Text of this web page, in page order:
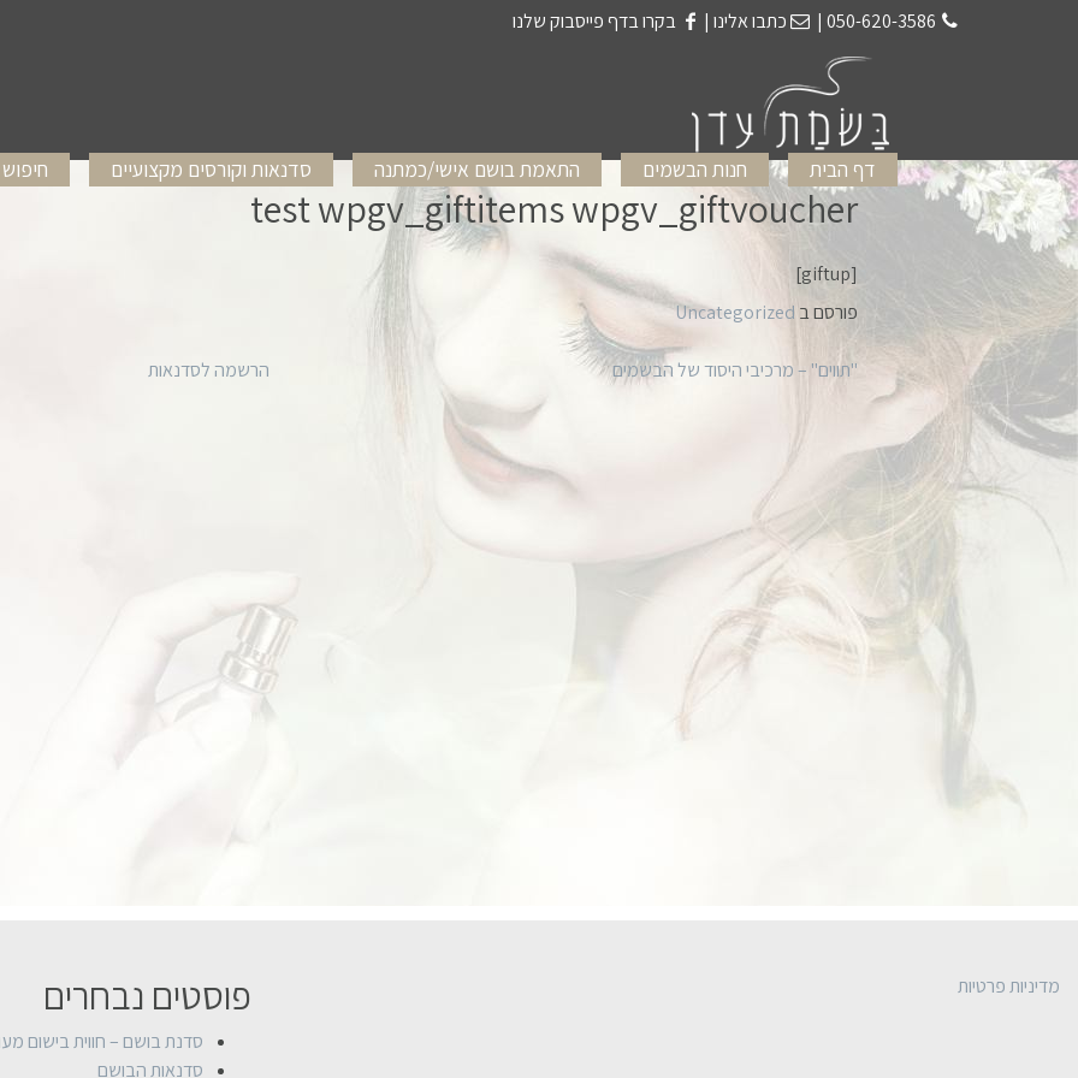
050-620-3586
| כתבו אלינו | בקרו בדף פייסבוק שלנו
דף הבית חנות הבשמים התאמת בושם אישי/כמתנה סדנאות וקורסים מקצועיים
test wpgv_giftitems wpgv_giftvoucher
[giftup]
פורסם ב Uncategorized
הרשמה לסדנאות "תווים" – מרכיבי היסוד של הבשמים
מדיניות פרטיות פוסטים נבחרים
סדנת בושם – חווית בישום
סדנאות הבושם